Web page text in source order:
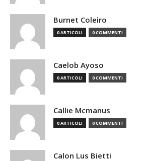
Burnet Coleiro
0 ARTICOLI 0 COMMENTI
Caelob Ayoso
0 ARTICOLI 0 COMMENTI
Callie Mcmanus
0 ARTICOLI 0 COMMENTI
Calon Lus Bietti